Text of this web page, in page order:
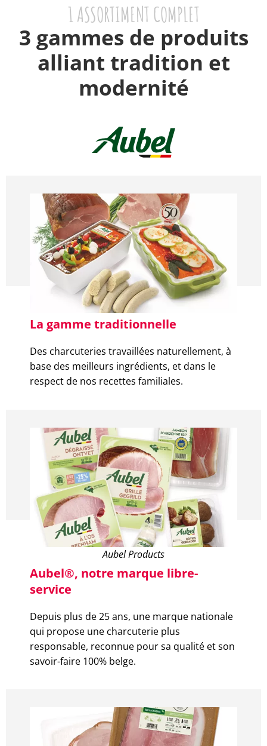
1 ASSORTIMENT COMPLET
3 gammes de produits
alliant tradition et
modernité
La gamme traditionnelle
Des charcuteries travaillées naturellement, à
base des meilleurs ingrédients, et dans le
respect de nos recettes familiales.
Aubel Products
Aubel®, notre marque libre-
service
Depuis plus de 25 ans, une marque nationale
qui propose une charcuterie plus
responsable, reconnue pour sa qualité et son
savoir-faire 100% belge.